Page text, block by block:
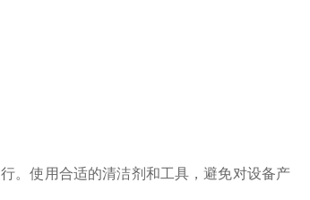
使用合适的清洁剂和工具，避免对设备产